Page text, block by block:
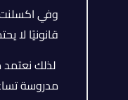
وفي
قانونيًا لا
لذلك
مدروسة